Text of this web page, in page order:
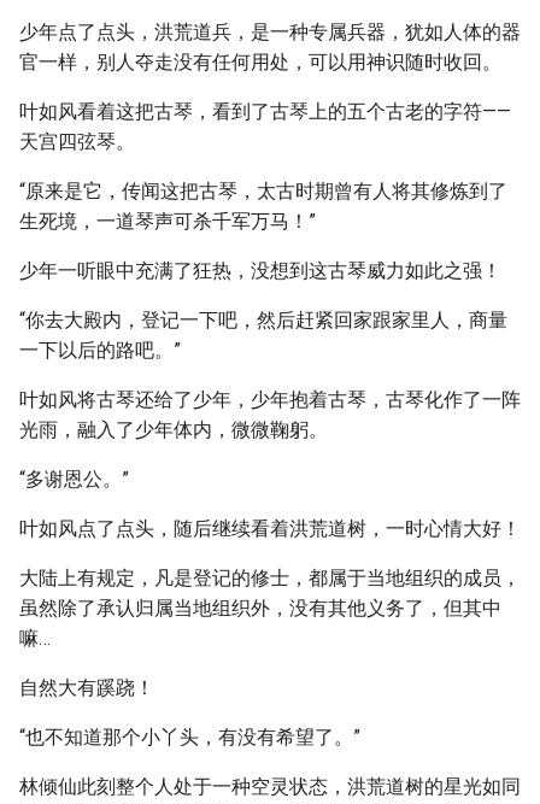
少年点了点头，洪荒道兵，是一种专属兵器，犹如人体的器
官一样，别人夺走没有任何用处，可以用神识随时收回。
叶如风看着这把古琴，看到了古琴上的五个古老的字符——
天宫四弦琴。
“原来是它，传闻这把古琴，太古时期曾有人将其修炼到了
生死境，一道琴声可杀千军万马！”
少年一听眼中充满了狂热，没想到这古琴威力如此之强！
“你去大殿内，登记一下吧，然后赶紧回家跟家里人，商量
一下以后的路吧。”
叶如风将古琴还给了少年，少年抱着古琴，古琴化作了一阵
光雨，融入了少年体内，微微鞠躬。
“多谢恩公。”
叶如风点了点头，随后继续看着洪荒道树，一时心情大好！
大陆上有规定，凡是登记的修士，都属于当地组织的成员，
虽然除了承认归属当地组织外，没有其他义务了，但其中
嘛…
自然大有蹊跷！
“也不知道那个小丫头，有没有希望了。”
林倾仙此刻整个人处于一种空灵状态，洪荒道树的星光如同